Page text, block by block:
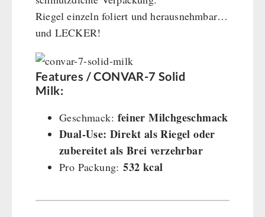
Riegel einzeln foliert und herausnehmbar…
und LECKER!
Features / CONVAR-7 Solid
Milk:
Geschmack:feiner Milchgeschmack
Dual-Use: Direkt als Riegel oder
zubereitet als Brei verzehrbar
Pro Packung:532 kcal